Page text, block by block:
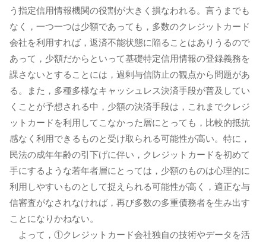
う指定信用情報機関の役割が大きく損なわれる。言うまでも
なく，一つ一つは少額であっても，多数のクレジットカード
会社を利用すれば，返済不能状態に陥ることはありうるので
あって，少額だからといって基礎特定信用情報の登録義務を
課さないとすることには，過剰与信防止の観点から問題があ
る。また，多種多様なキャッシュレス決済手段が普及してい
くことが予想される中，少額の決済手段は，これまでクレジ
ットカードを利用してこなかった層にとっても，比較的抵抗
感なく利用できるものと受け取られる可能性が高い。特に，
民法の成年年齢の引下げに伴い，クレジットカードを初めて
手にするような若年者層にとっては，少額のものは心理的に
利用しやすいものとして捉えられる可能性が高く，適正な与
信審査がなされなければ，再び多数の多重債務者を生み出す
ことになりかねない。
よって，①クレジットカード会社独自の技術やデータを活